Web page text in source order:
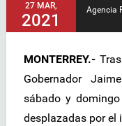
27 MAR,
2021
Agencia
MONTERREY.-
Gobernador
sábado y
desplazadas por el